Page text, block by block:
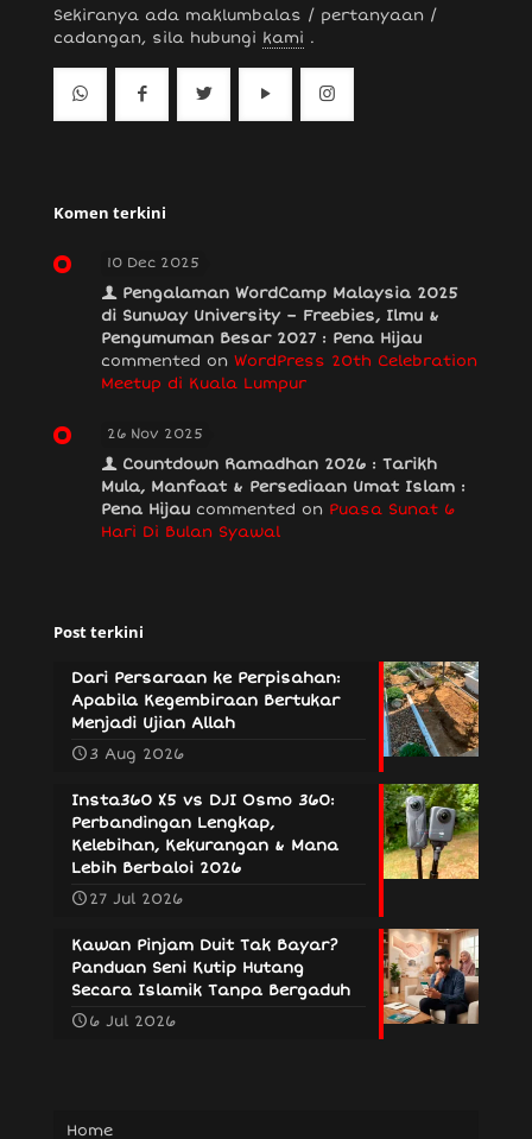
Sekiranya ada maklumbalas / pertanyaan /
cadangan, sila hubungi kami .
Komen terkini
10 Dec 2025
Pengalaman WordCamp Malaysia 2025
di Sunway University – Freebies, Ilmu &
Pengumuman Besar 2027 : Pena Hijau
commented on WordPress 20th Celebration
Meetup di Kuala Lumpur
26 Nov 2025
Countdown Ramadhan 2026 : Tarikh
Mula, Manfaat & Persediaan Umat Islam :
Pena Hijau commented on Puasa Sunat 6
Hari Di Bulan Syawal
Post terkini
Dari Persaraan ke Perpisahan:
Apabila Kegembiraan Bertukar
Menjadi Ujian Allah
3 Aug 2026
Insta360 X5 vs DJI Osmo 360:
Perbandingan Lengkap,
Kelebihan, Kekurangan & Mana
Lebih Berbaloi 2026
27 Jul 2026
Kawan Pinjam Duit Tak Bayar?
Panduan Seni Kutip Hutang
Secara Islamik Tanpa Bergaduh
6 Jul 2026
Home